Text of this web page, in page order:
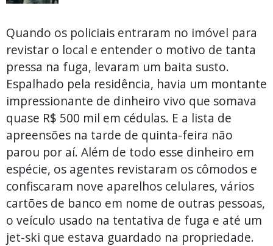
Quando os policiais entraram no imóvel para
revistar o local e entender o motivo de tanta
pressa na fuga, levaram um baita susto.
Espalhado pela residência, havia um montante
impressionante de dinheiro vivo que somava
quase R$ 500 mil em cédulas. E a lista de
apreensões na tarde de quinta-feira não
parou por aí. Além de todo esse dinheiro em
espécie, os agentes revistaram os cômodos e
confiscaram nove aparelhos celulares, vários
cartões de banco em nome de outras pessoas,
o veículo usado na tentativa de fuga e até um
jet-ski que estava guardado na propriedade.